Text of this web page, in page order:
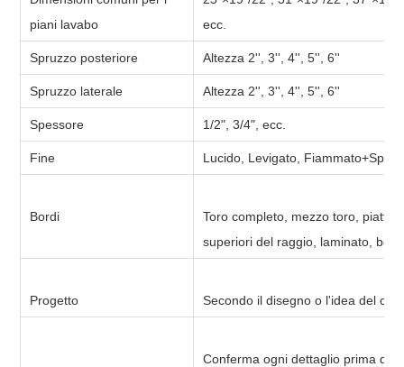
piani lavabo
ecc.
Spruzzo posteriore Altezza 2'', 3'', 4'', 5'', 6''
Spruzzo laterale Altezza 2'', 3'', 4'', 5'', 6''
Spessore 1/2", 3/4", ecc.
Fine Lucido, Levigato,
Bordi
Toro completo, mezzo toro, piatto
superiori del raggio, laminato,
Progetto Secondo il disegno o l'idea del
Conferma ogni dettaglio prima di